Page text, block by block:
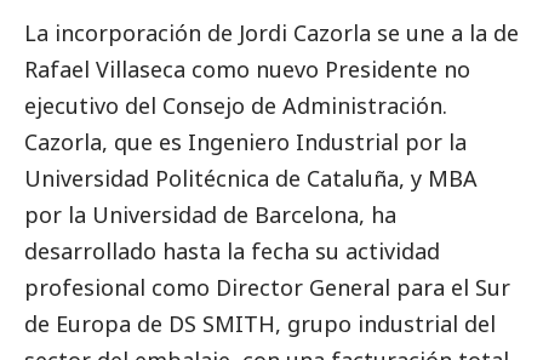
La incorporación de Jordi Cazorla se une a la de
Rafael Villaseca como nuevo Presidente no
ejecutivo del Consejo de Administración.
Cazorla, que es Ingeniero Industrial por la
Universidad Politécnica de Cataluña, y MBA
por la Universidad de Barcelona, ha
desarrollado hasta la fecha su actividad
profesional como Director General para el Sur
de Europa de DS SMITH, grupo industrial del